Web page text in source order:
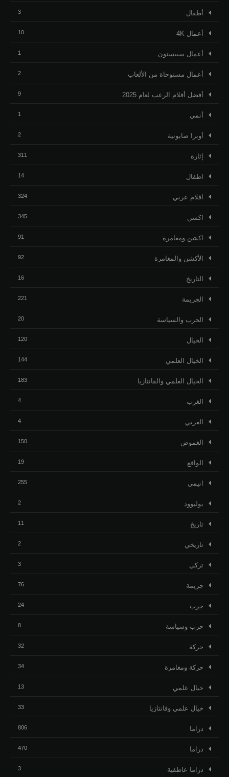
أطفال 3
أعمال 4K 10
أعمال سبيستون 1
أعمال مستوحاة من الألعاب 2
أفضل أفلام الرعب لعام 2025 9
أنمي 1
أوبرا صابونية 2
إثارة 311
اطفال 14
افلام عربي 324
اكشن 345
اكشن ومغامرة 91
الأكشن والمغامرة 92
التاريخ 16
الجريمة 221
الحرب والسياسة 20
الخيال 120
الخيال العلمي 144
الخيال العلمي والفانتازيا 183
الغرب 4
الغربي 4
الغموض 150
الواقع 19
انيمي 255
بوليوود 2
تاريخ 11
تاريخي 2
تركي 3
جريمة 76
حرب 24
حرب وسياسة 8
حركة 32
حركة ومغامرة 34
خيال علمي 13
خيال علمي وفانتازيا 33
دراما 806
دراما 470
دراما عاطفية 3